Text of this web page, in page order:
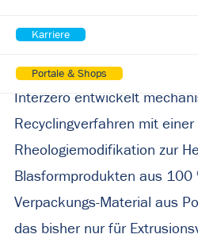
Karriere
Portale & Shops
Interzero entwickelt
Recyclingverfahren mit
Rheologiemodifikation zur
Blasformprodukten aus 100
Verpackungs-Material aus
das bisher nur für